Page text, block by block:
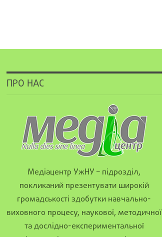
ПРО НАС
Медіацентр УжНУ – підрозділ,
покликаний презентувати широкій
громадськості здобутки навчально-
виховного процесу, наукової, методичної
та дослідно-експериментальної